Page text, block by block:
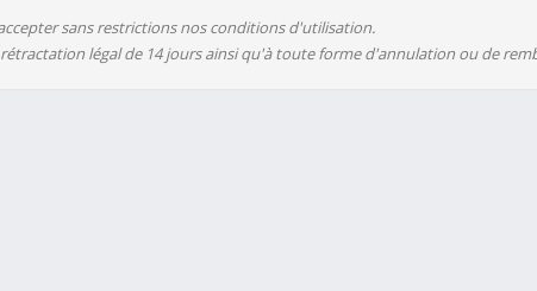
sans restrictions nos conditions d'utilisation.
légal de 14 jours ainsi qu'à toute forme d'annulation ou de